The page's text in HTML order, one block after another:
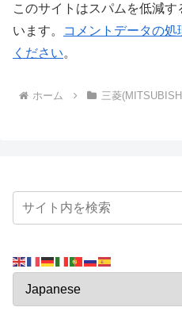
このサイトはスパムを低減
います。
コメントデータの
ください。
ホーム 三菱